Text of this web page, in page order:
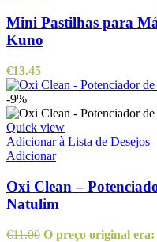
Mini Pastilhas para
Kuno
€13.45
-9%
Quick view
Adicionar à Lista de Desejos
Adicionar
Oxi Clean –
Natulim
€11.00 O preço original era: